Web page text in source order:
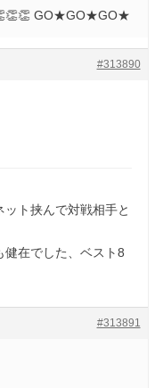
GO★GO★GO★
#313890
ト挟んで対戦相手と
健在でした、ベスト8
#313891